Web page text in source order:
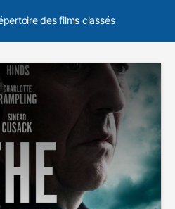
des films classés